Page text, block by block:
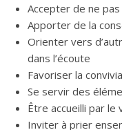
Accepter de ne
Apporter de la
Orienter vers
dans l’écoute
Favoriser la
Se servir des
Être accueilli par le
Inviter à prier